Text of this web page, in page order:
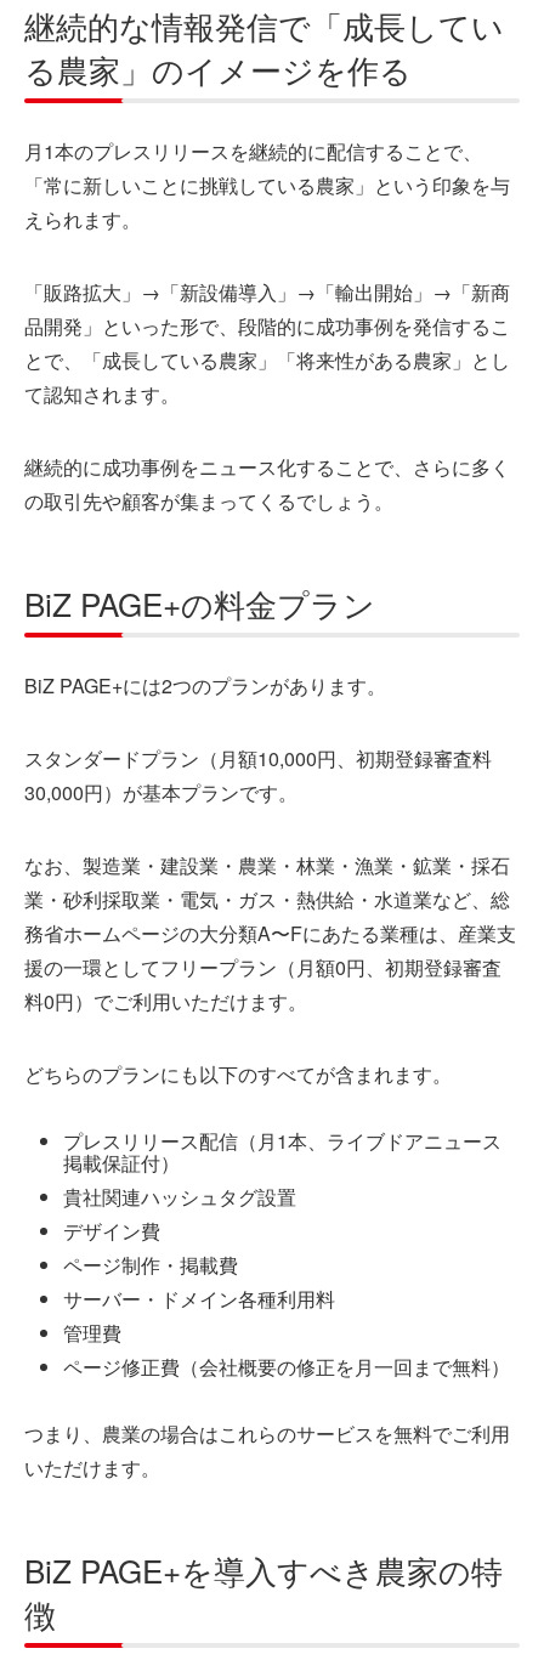
継続的な情報発信で「成長してい
る農家」のイメージを作る
月1本のプレスリリースを継続的に配信することで、
「常に新しいことに挑戦している農家」という印象を与
えられます。
「販路拡大」→「新設備導入」→「輸出開始」→「新商
品開発」といった形で、段階的に成功事例を発信するこ
とで、「成長している農家」「将来性がある農家」とし
て認知されます。
継続的に成功事例をニュース化することで、さらに多く
の取引先や顧客が集まってくるでしょう。
BiZ PAGE+の料金プラン
BiZ PAGE+には2つのプランがあります。
スタンダードプラン（月額10,000円、初期登録審査料
30,000円）が基本プランです。
なお、製造業・建設業・農業・林業・漁業・鉱業・採石
業・砂利採取業・電気・ガス・熱供給・水道業など、総
務省ホームページの大分類A〜Fにあたる業種は、産業支
援の一環としてフリープラン（月額0円、初期登録審査
料0円）でご利用いただけます。
どちらのプランにも以下のすべてが含まれます。
プレスリリース配信（月1本、ライブドアニュース
掲載保証付）
貴社関連ハッシュタグ設置
デザイン費
ページ制作・掲載費
サーバー・ドメイン各種利用料
管理費
ページ修正費（会社概要の修正を月一回まで無料）
つまり、農業の場合はこれらのサービスを無料でご利用
いただけます。
BiZ PAGE+を導入すべき農家の特
徴